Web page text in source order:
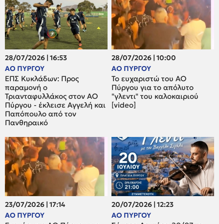
28/07/2026 | 16:53
ΑΟ ΠΥΡΓΟΥ
ΕΠΣ Κυκλάδων: Προς
παραμονή ο
Τριανταφυλλάκος στον ΑΟ
Πύργου - έκλεισε Αγγελή και
Παπόπουλο από τον
Πανθηραικό
28/07/2026 | 10:00
ΑΟ ΠΥΡΓΟΥ
Το ευχαριστώ του ΑΟ
Πύργου για το απόλυτο
"γλεντι" του καλοκαιριού
[video]
23/07/2026 | 17:14
ΑΟ ΠΥΡΓΟΥ
20/07/2026 | 12:23
ΑΟ ΠΥΡΓΟΥ